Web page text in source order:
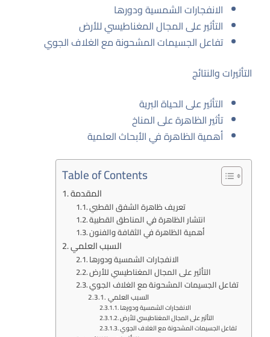
الانفجارات الشمسية ودورها
التأثير على المجال المغناطيسي للأرض
تفاعل الجسيمات المشحونة مع الغلاف الجوي
التأثيرات والنتائج
التأثير على الحياة البرية
تأثير الظاهرة على المناخ
أهمية الظاهرة في الأبحاث العلمية
Table of Contents
المقدمة
تعريف ظاهرة الشفق القطبي
انتشار الظاهرة في المناطق القطبية
أهمية الظاهرة في الثقافة والفنون
السبب العلمي
الانفجارات الشمسية ودورها
التأثير على المجال المغناطيسي للأرض
تفاعل الجسيمات المشحونة مع الغلاف الجوي
السبب العلمي
الانفجارات الشمسية ودورها
التأثير على المجال المغناطيسي للأرض
تفاعل الجسيمات المشحونة مع الغلاف الجوي